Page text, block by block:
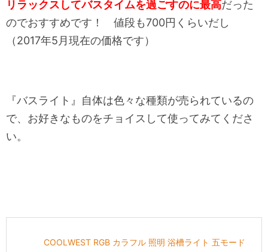
リラックスしてバスタイムを過ごすのに最高だった
のでおすすめです！ 値段も700円くらいだし
（2017年5月現在の価格です）
『バスライト』自体は色々な種類が売られているの
で、お好きなものをチョイスして使ってみてくださ
い。
COOLWEST RGB カラフル 照明 浴槽ライト 五モード